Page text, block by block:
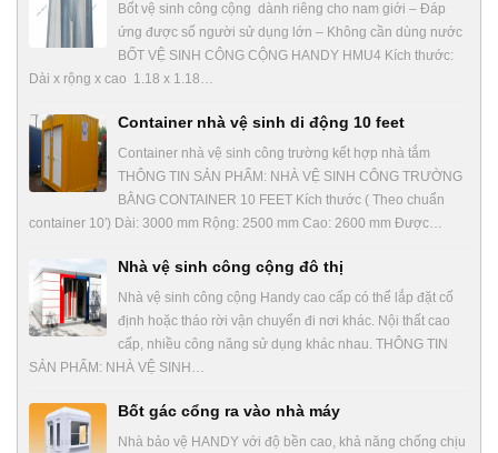
Bốt vệ sinh công cộng dành riêng cho nam giới – Đáp
ứng được số người sử dụng lớn – Không cần dùng nước
BỐT VỆ SINH CÔNG CỘNG HANDY HMU4 Kích thước:
Dài x rộng x cao 1.18 x 1.18…
Container nhà vệ sinh di động 10 feet
Container nhà vệ sinh công trường kết hợp nhà tắm
THÔNG TIN SẢN PHẨM: NHÀ VỆ SINH CÔNG TRƯỜNG
BẰNG CONTAINER 10 FEET Kích thước ( Theo chuẩn
container 10′) Dài: 3000 mm Rộng: 2500 mm Cao: 2600 mm Được…
Nhà vệ sinh công cộng đô thị
Nhà vệ sinh công cộng Handy cao cấp có thể lắp đặt cố
định hoặc tháo rời vận chuyển đi nơi khác. Nội thất cao
cấp, nhiều công năng sử dụng khác nhau. THÔNG TIN
SẢN PHẨM: NHÀ VỆ SINH…
Bốt gác cổng ra vào nhà máy
Nhà bảo vệ HANDY với độ bền cao, khả năng chống chịu